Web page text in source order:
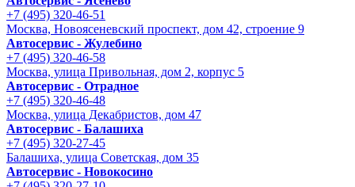
+7 (495) 320-46-51
Москва, Новоясеневский проспект, дом 42, строение 9
Автосервис - Жулебино
+7 (495) 320-46-58
Москва, улица Привольная, дом 2, корпус 5
Автосервис - Отрадное
+7 (495) 320-46-48
Москва, улица Декабристов, дом 47
Автосервис - Балашиха
+7 (495) 320-27-45
Балашиха, улица Советская, дом 35
Автосервис - Новокосино